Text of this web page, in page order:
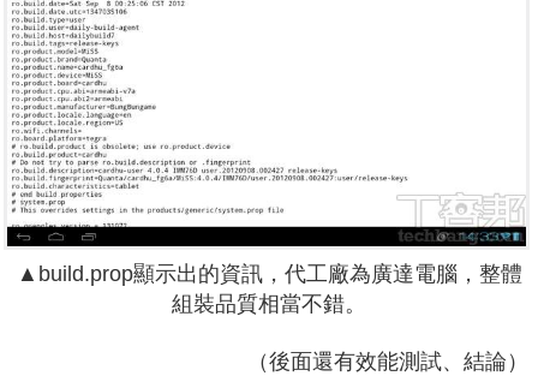
▲build.prop顯示出的資訊，代工廠為廣達電腦，整體
組裝品質相當不錯。
（後面還有效能測試、結論）